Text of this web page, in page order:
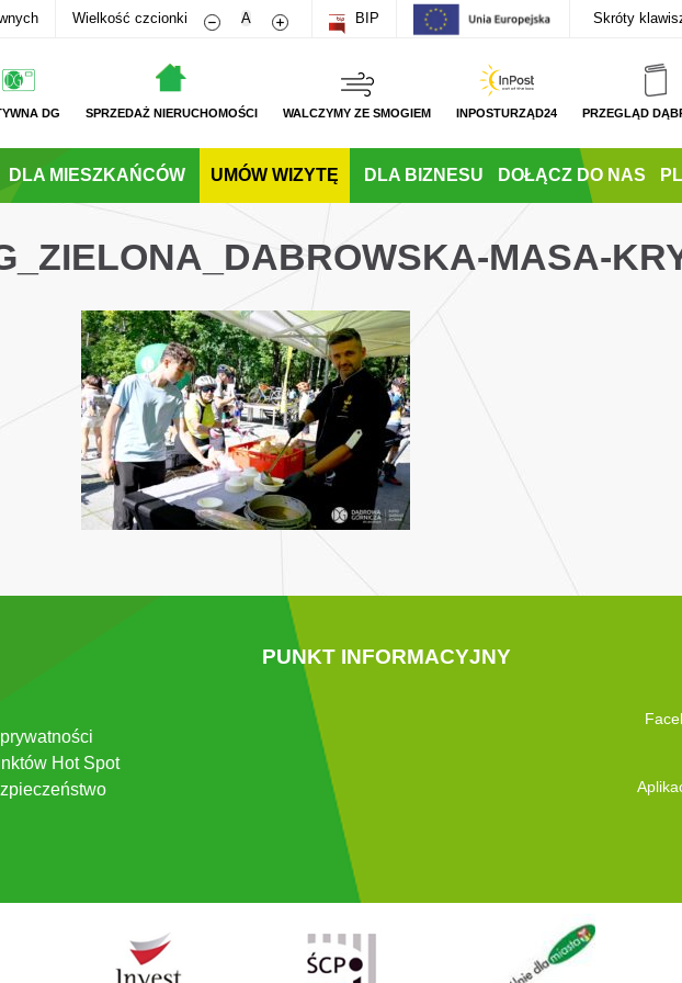
Wielkość czcionki Zmniejsz rozmiar czcionki
A Zwiększ rozmiar czcionki
BIP Skróty
DG SPRZEDAŻ NIERUCHOMOŚCI WALCZYMY ZE SMOGIEM INPOSTURZĄD24 PRZEGLĄD
DLA MIESZKAŃCÓW UMÓW WIZYTĘ DLA BIZNESU DOŁĄCZ DO NAS
MASA-
Hot Spot
PUNKT INFORMACYJNY